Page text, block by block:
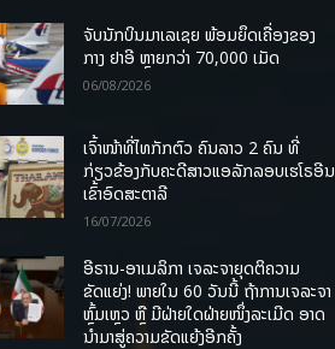
ຈັບນັກບິນມາເລເຊຍ ພ້ອມຍຶດເຄື່ອງຂອງ
ກາງ ຢາອີ ຫຼາຍກວ່າ 70,000 ເມັດ
06/08/2026
ເຈົ້າໜ້າທີ່ໄທກັກຕົວ ຄົນລາວ 2 ຄົນ ທີ່
ກ່ຽວຂ້ອງກັບຄະດີສາວແອລັກລອບເຮໂຣອີນ
ເຂົ້າອົດສະຕາລີ
16/07/2026
ອີຣານ-ອາເມລິກາ ເຈລະຈາຍຸດຕິຄວາມ
ຂັດແຍ່ງ! ພາຍໃນ 60 ວັນນີ້ ຖ້າການເຈລະຈາ
ຫຼົ້ມເຫຼວ ຫຼື ມີຝ່າຍໃດຝ່າຍໜຶ່ງລະເມີດ ອາດ
ນໍາມາສູ່ຄວາມຂັດແຍ້ງອີກຄັ້ງ